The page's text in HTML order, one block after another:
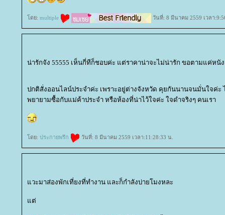
ดย: multiple วันที่: 8 มีนาคม 2559 เวลา
น่ารักจัง 55555 เห็นกี่ทีก็ชอบค่ะ แต่ราคาน่าจะไม่น่ารัก ขอตามแค่หนั
ปกติสั่งออนไลน์ประจำค่ะ เพราะอยู่ต่างจังหวัด คุยกันนานจนมั่นใจค่ะ
พยายามซื้อกับแม่ค้าประจำ หรือห้องที่น่าไว้ใจค่ะ ใจดำจริงๆ คนเรา
ดย: ประกายพรึก วันที่: 8 มีนาคม 2559 เวลา:11:28:33 น.
วะมาส่องพักเที่ยงที่ทำงาน และก็กำลังบ่ายโมงหละ
ต่